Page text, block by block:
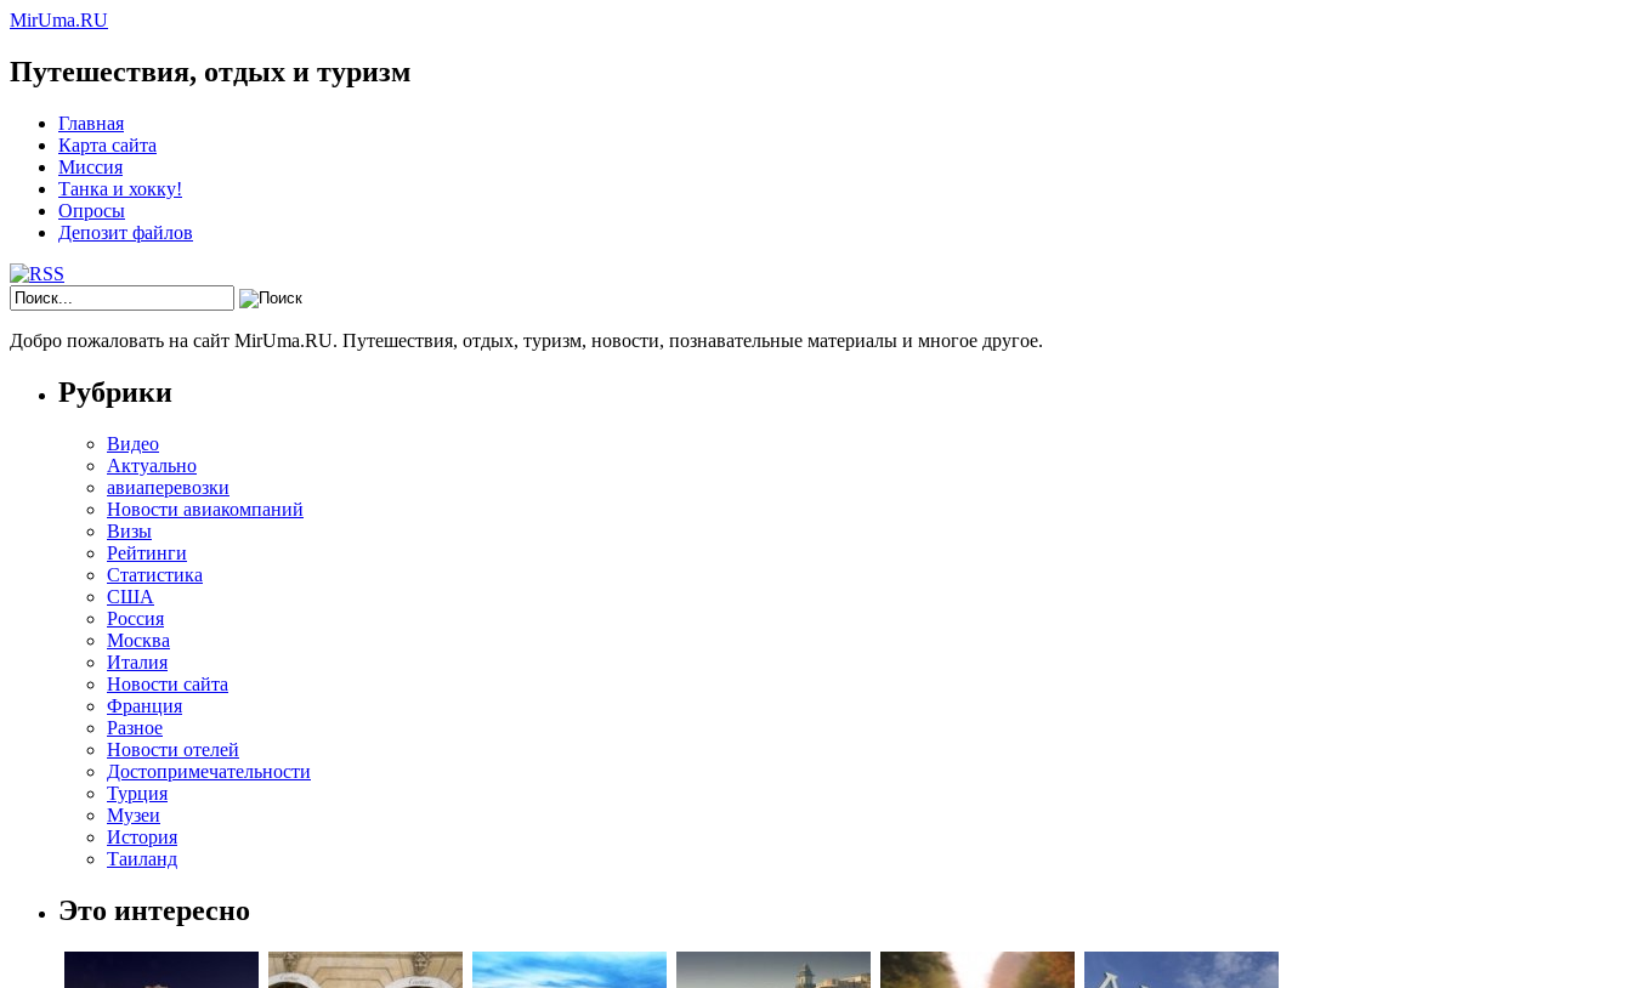
MirUma.RU
Путешествия, отдых и туризм
Главная
Карта сайта
Миссия
Танка и хокку!
Опросы
Депозит файлов
Добро пожаловать на сайт MirUma.RU. Путешествия, отдых, туризм, новости, познавательные материалы и многое другое.
Рубрики
Видео
Актуально
авиаперевозки
Новости авиакомпаний
Визы
Рейтинги
Статистика
США
Россия
Москва
Италия
Новости сайта
Франция
Разное
Новости отелей
Достопримечательности
Турция
Музеи
История
Таиланд
Это интересно